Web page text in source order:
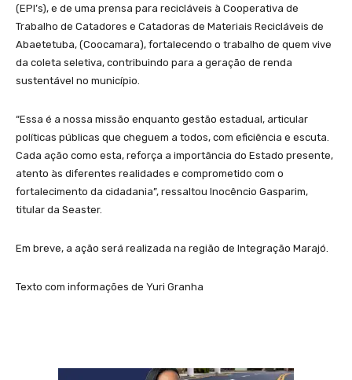
(EPI’s), e de uma prensa para recicláveis à Cooperativa de
Trabalho de Catadores e Catadoras de Materiais Recicláveis de
Abaetetuba, (Coocamara), fortalecendo o trabalho de quem vive
da coleta seletiva, contribuindo para a geração de renda
sustentável no município.
“Essa é a nossa missão enquanto gestão estadual, articular
políticas públicas que cheguem a todos, com eficiência e escuta.
Cada ação como esta, reforça a importância do Estado presente,
atento às diferentes realidades e comprometido com o
fortalecimento da cidadania”, ressaltou Inocêncio Gasparim,
titular da Seaster.
Em breve, a ação será realizada na região de Integração Marajó.
Texto com informações de Yuri Granha